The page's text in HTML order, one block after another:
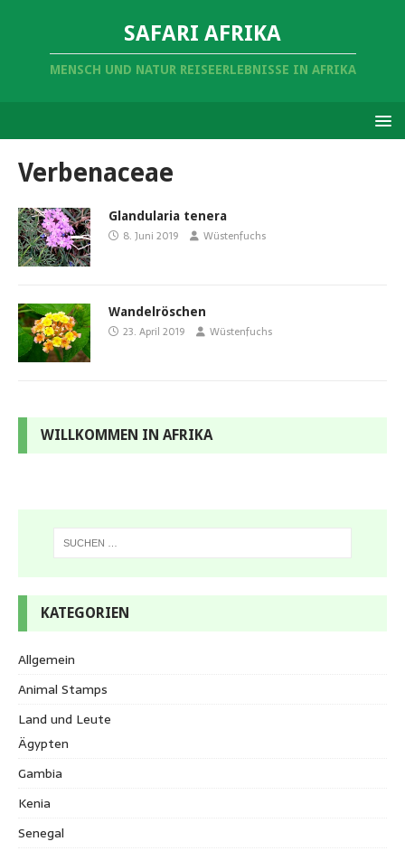
SAFARI AFRIKA
MENSCH UND NATUR REISEERLEBNISSE IN AFRIKA
Verbenaceae
Glandularia tenera
8. Juni 2019 Wüstenfuchs
Wandelröschen
23. April 2019 Wüstenfuchs
WILLKOMMEN IN AFRIKA
KATEGORIEN
Allgemein
Animal Stamps
Land und Leute
Ägypten
Gambia
Kenia
Senegal